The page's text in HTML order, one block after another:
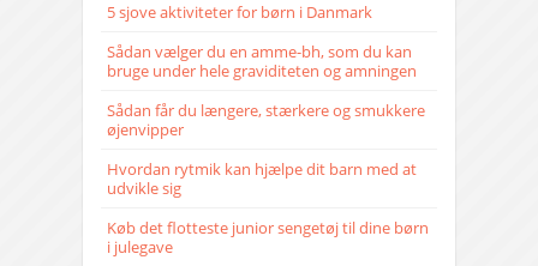
5 sjove aktiviteter for børn i Danmark
Sådan vælger du en amme-bh, som du kan
bruge under hele graviditeten og amningen
Sådan får du længere, stærkere og smukkere
øjenvipper
Hvordan rytmik kan hjælpe dit barn med at
udvikle sig
Køb det flotteste junior sengetøj til dine børn
i julegave